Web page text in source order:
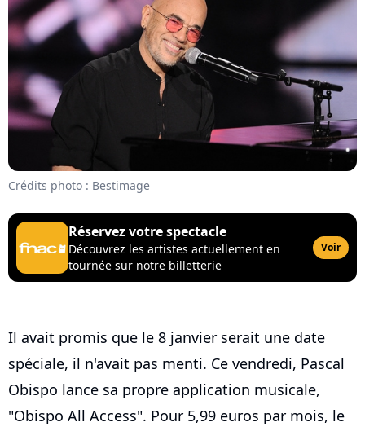
Crédits photo : Bestimage
Réservez votre spectacle
Découvrez les artistes actuellement en
tournée sur notre billetterie
Voir
Il avait promis que le 8 janvier serait une date
spéciale, il n'avait pas menti. Ce vendredi, Pascal
Obispo lance sa propre application musicale,
"Obispo All Access". Pour 5,99 euros par mois, le